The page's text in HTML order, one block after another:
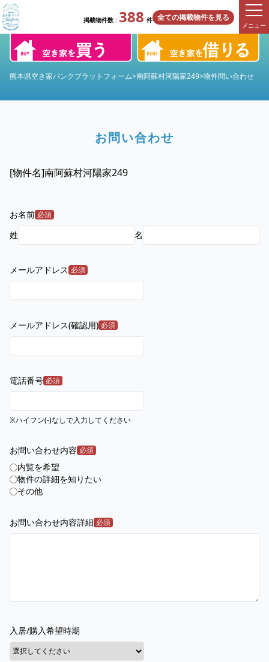
掲載物件数 : 388 件 全ての掲載物件を見る
メニュー
熊本県空き家バンクプラットフォーム>南阿蘇村河陽家249>物件問い合わせ
お問い合わせ
[物件名]南阿蘇村河陽家249
お名前 必須
姓 名
メールアドレス 必須
メールアドレス(確認用) 必須
電話番号 必須
※ハイフン(-)なしで入力してください
お問い合わせ内容 必須
内覧を希望
物件の詳細を知りたい
その他
お問い合わせ内容詳細 必須
入居/購入希望時期